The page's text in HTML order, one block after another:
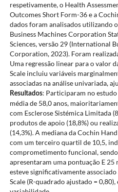
respetivamente, o Health
Outcomes Short Form-36 e a
dados foram analisados utilizando
Business Machines Corporation
Sciences, versão 29 (International
Corporation, 2023). Foram
Uma regressão linear para o valor
Scale incluiu variáveis
associadas na análise univariada,
Resultados: Participaram no
média de 58,0 anos,
com Esclerose Sistémica Limitada
produtos de apoio (18,8%) ou
(14,3%). A mediana da Cochin
com um terceiro quartil de 10,5,
comprometimento funcional,
apresentaram uma pontuação E 25
esteve significativamente
Scale (R-quadrado ajustado =